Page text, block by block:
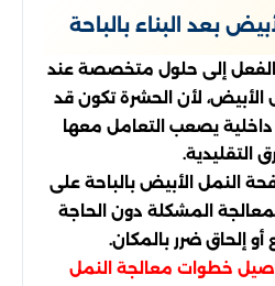
بعد البناء بالباحة
بالفعل إلى حلول متخصصة عند
الأبيض، لأن الحشرة تكون قد
داخلية يصعب التعامل معها
التقليدية.
النمل الأبيض بالباحة على
المشكلة دون الحاجة
أو إلحاق ضرر بالمكان.
خطوات معالجة النمل